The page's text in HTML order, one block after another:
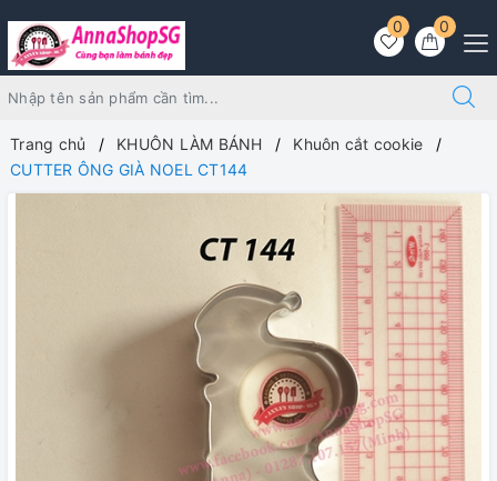
0
0
Trang chủ KHUÔN LÀM BÁNH
Khuôn cắt cookie
CUTTER ÔNG GIÀ NOEL CT144